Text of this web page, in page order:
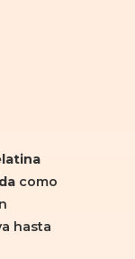
como
hasta